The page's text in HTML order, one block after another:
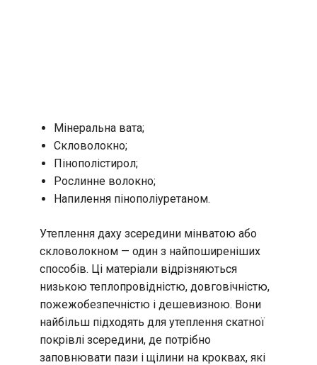
Мінеральна вата;
Скловолокно;
Пінополістирол;
Рослинне волокно;
Напилення пінополіуретаном.
Утеплення даху зсередини мінватою або
скловолокном — один з найпоширеніших
способів. Ці матеріали відрізняються
низькою теплопровідністю, довговічністю,
пожежобезпечністю і дешевизною. Вони
найбільш підходять для утеплення скатної
покрівлі зсередини, де потрібно
заповнювати пази і щілини на кроквах, які